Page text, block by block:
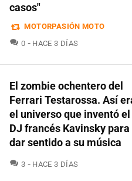
casos"
MOTORPASIÓN MOTO
0 COMENTARIOS
HACE 3 DÍAS
El zombie ochentero del
Ferrari Testarossa. Así
el universo que inventó el
DJ francés Kavinsky para
dar sentido a su música
3 COMENTARIOS
HACE 3 DÍAS